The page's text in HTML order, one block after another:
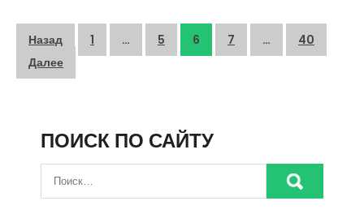
Пагинация
записей
Назад 1 … 5 6 7 …
40
Далее
ПОИСК ПО САЙТУ